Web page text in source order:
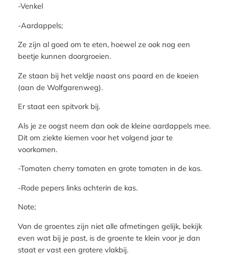
-Venkel
-Aardappels;
Ze zijn al goed om te eten, hoewel ze ook nog een
beetje kunnen doorgroeien.
Ze staan bij het veldje naast ons paard en de koeien
(aan de Wolfgarenweg).
Er staat een spitvork bij.
Als je ze oogst neem dan ook de kleine aardappels mee.
Dit om ziekte kiemen voor het volgend jaar te
voorkomen.
-Tomaten cherry tomaten en grote tomaten in de kas.
-Rode pepers links achterin de kas.
Note;
Van de groentes zijn niet alle afmetingen gelijk, bekijk
even wat bij je past, is de groente te klein voor je dan
staat er vast een grotere vlakbij.